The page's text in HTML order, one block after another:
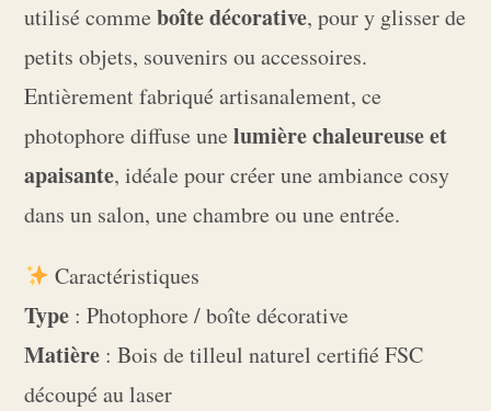
utilisé commeboîte décorative, pour y glisser de
petits objets, souvenirs ou accessoires.
Entièrement fabriqué artisanalement, ce
photophore diffuse unelumière chaleureuse et
apaisante, idéale pour créer une ambiance cosy
dans un salon, une chambre ou une entrée.
Caractéristiques
Type : Photophore / boîte décorative
Matière : Bois de tilleul naturel certifié FSC
découpé au laser